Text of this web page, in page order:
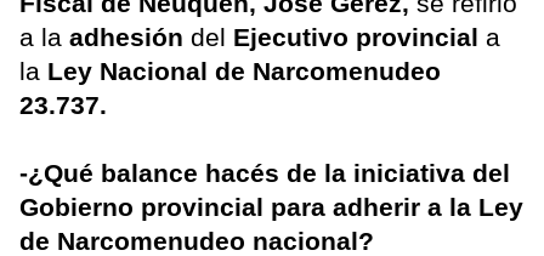
a la adhesión del Ejecutivo provincial a
la Ley Nacional de Narcomenudeo
23.737.
-¿Qué balance hacés de la iniciativa del
Gobierno provincial para adherir a la Ley
de Narcomenudeo nacional?